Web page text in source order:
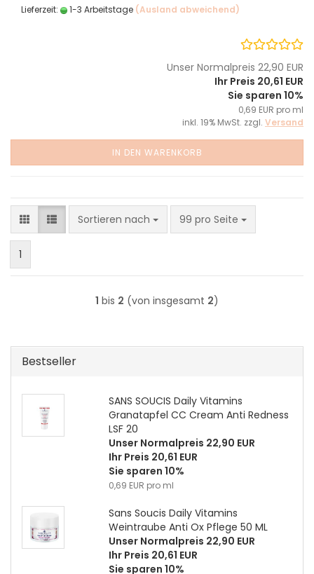
Lieferzeit: 1-3 Arbeitstage (Ausland abweichend)
Unser Normalpreis 22,90 EUR
Ihr Preis 20,61 EUR
Sie sparen 10%
0,69 EUR pro ml
inkl. 19% MwSt. zzgl. Versand
IN DEN WARENKORB
Sortieren nach
Sortieren nach 99 pro Seite
pro Seite
1
1 bis 2 (von insgesamt 2)
Bestseller
SANS SOUCIS Daily Vitamins
Granatapfel CC Cream Anti Redness
LSF 20
Unser Normalpreis 22,90 EUR
Ihr Preis 20,61 EUR
Sie sparen 10%
0,69 EUR pro ml
Sans Soucis Daily Vitamins
Weintraube Anti Ox Pflege 50 ML
Unser Normalpreis 22,90 EUR
Ihr Preis 20,61 EUR
Sie sparen 10%